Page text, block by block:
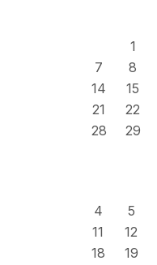
1
7
8
14
15
21
22
28
29
4
5
11
12
18
19